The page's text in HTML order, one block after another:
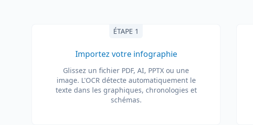
ÉTAPE 1
Importez votre infographie
Glissez un fichier PDF, AI, PPTX ou une
image. L'OCR détecte automatiquement le
texte dans les graphiques, chronologies et
schémas.